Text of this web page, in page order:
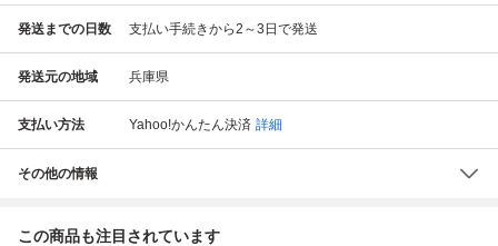
発送までの日数 支払い手続きから2～3日で発送
発送元の地域 兵庫県
支払い方法 Yahoo!かんたん決済 詳細
その他の情報
この商品も注目されています